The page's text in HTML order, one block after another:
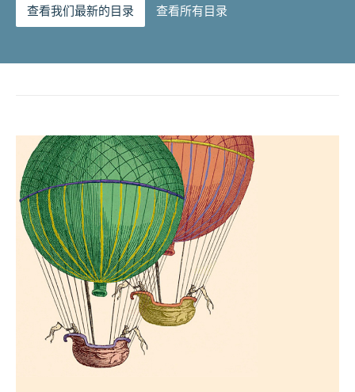
查看我们最新的目录 查看所有目录